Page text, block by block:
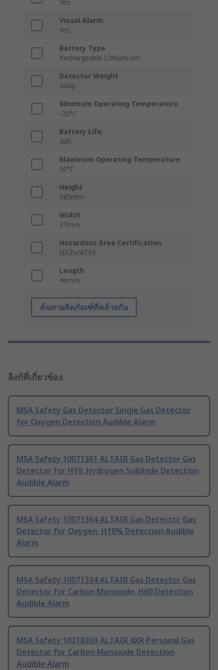
Yes
Visual Alarm
Yes
Battery Type
Rechargeable Lithium-ion
Detector Weight
260g
Minimum Operating Temperature
-20°C
Battery Life
30h
Maximum Operating Temperature
50°C
Height
185mm
Width
37mm
Hazardous Area Certification
IECEx/ATEX
Length
46mm
ค้นหาผลิตภัณฑ์ที่คล้ายกัน
ลิงก์ที่เกี่ยวข้อง
MSA Safety Gas Detector Single Gas Detector
for Oxygen Detection Audible Alarm
MSA Safety 10071361 ALTAIR Gas Detector Gas
Detector for H10, Hydrogen Sulphide Detection
Audible Alarm
MSA Safety 10071364 ALTAIR Gas Detector Gas
Detector for Oxygen, H18% Detection Audible
Alarm
MSA Safety 10071334 ALTAIR Gas Detector Gas
Detector for Carbon Monoxide, H60 Detection
Audible Alarm
MSA Safety 10218369 ALTAIR 4XR Personal Gas
Detector for Carbon Monoxide Detection
Audible Alarm